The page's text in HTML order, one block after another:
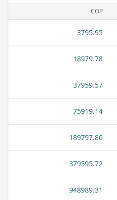
COP
3795.95
18979.78
37959.57
75919.14
189797.86
379595.72
948989.31